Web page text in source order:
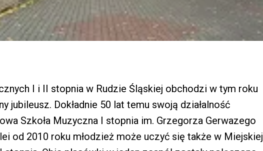
I i II stopnia w Rudzie Śląskiej obchodzi w tym roku
jubileusz. Dokładnie 50 lat temu swoją działalność
Szkoła Muzyczna I stopnia im. Grzegorza Gerwazego
od 2010 roku młodzież może uczyć się także w Miejskiej